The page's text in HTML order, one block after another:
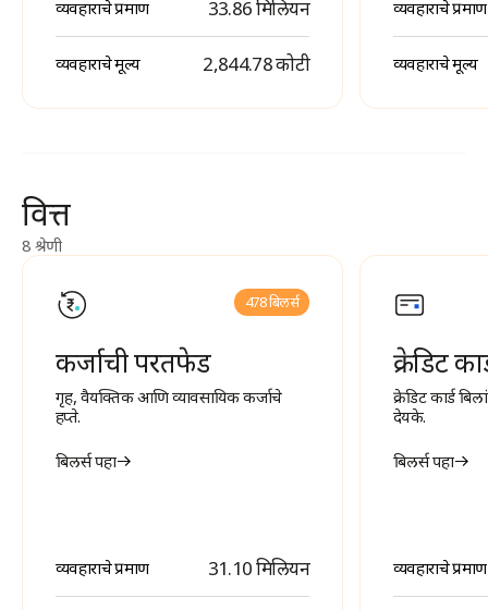
व्यवहाराचे प्रमाण 33.86 मिलियन
व्यवहाराचे मूल्य ₹ 2,844.78 कोटी
व्यवहाराचे प्रमाण
व्यवहाराचे मूल्य
वित्त
8 श्रेणी
478 बिलर्स
कर्जाची परतफेड
गृह, वैयक्तिक आणि व्यावसायिक कर्जाचे
हप्ते.
बिलर्स पहा
व्यवहाराचे प्रमाण 31.10 मिलियन
क्रेडिट
क्रेडिट कार्ड
देयके.
बिलर्स पहा
व्यवहाराचे प्रमाण